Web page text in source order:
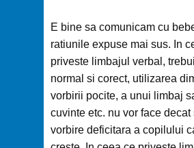
E bine sa comunicam cu
ratiunile expuse mai sus. In
priveste limbajul verbal,
normal si corect, utilizarea
vorbirii pocite, a unui limbaj
cuvinte etc. nu vor face
vorbire deficitara a copilului